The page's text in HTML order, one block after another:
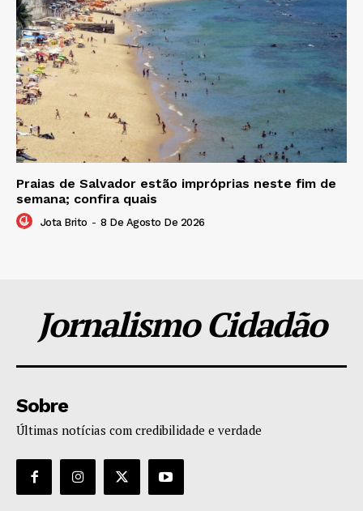
Praias de Salvador estão impróprias neste fim de
semana; confira quais
Jota Brito - 8 De Agosto De 2026
Jornalismo Cidadão
Sobre
Últimas notícias com credibilidade e verdade